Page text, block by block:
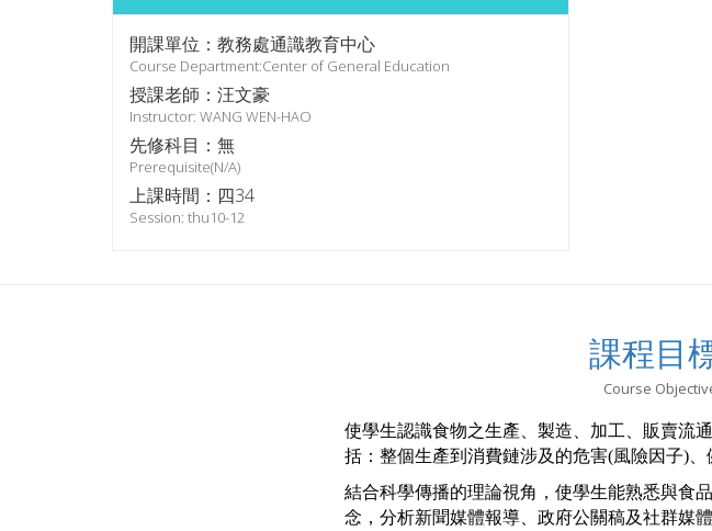
開課單位：教務處通識教育中心
Course Department:Center of General Education
授課老師：汪文豪
Instructor: WANG WEN-HAO
先修科目：無
Prerequisite(N/A)
上課時間：四34
Session: thu10-12
課程目
Course
使學生認識食物之生產、製造、加工、販賣流
括：整個生產到消費鏈涉及的危害(風險因子)
結合科學傳播的理論視角，使學生能熟悉與食
念，分析新聞媒體報導、政府公關稿及社群媒